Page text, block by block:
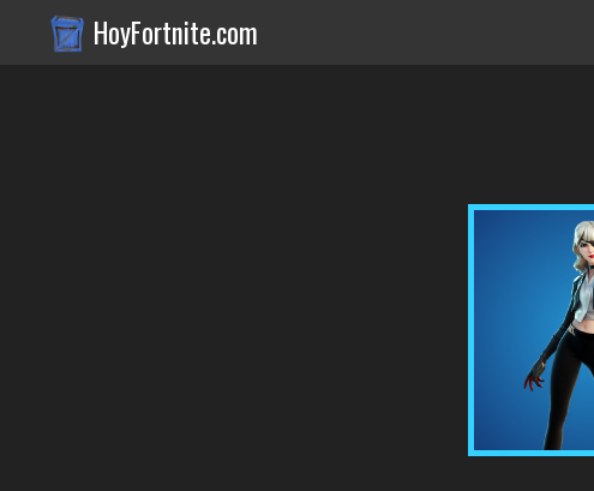
HoyFortnite.com